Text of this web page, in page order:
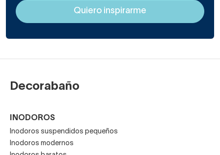
Decorabaño
INODOROS
Inodoros suspendidos pequeños
Inodoros modernos